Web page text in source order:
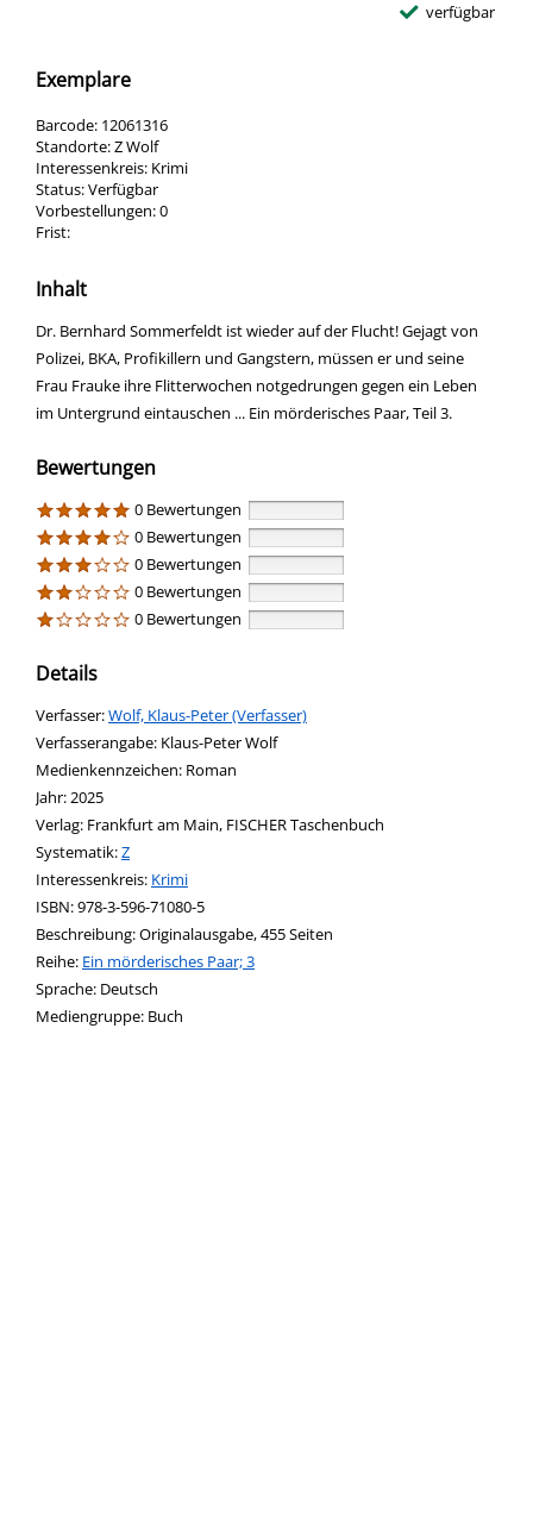
verfügbar
Exemplare
Barcode: 12061316
Standorte:Z Wolf
Interessenkreis: Krimi
Status:Verfügbar
Vorbestellungen:0
Frist:
Inhalt
Dr. Bernhard Sommerfeldt ist wieder auf der Flucht! Gejagt von
Polizei, BKA, Profikillern und Gangstern, müssen er und seine
Frau Frauke ihre Flitterwochen notgedrungen gegen ein Leben
im Untergrund eintauschen ... Ein mörderisches Paar, Teil 3.
Bewertungen
0 Bewertungen
0 Bewertungen
0 Bewertungen
0 Bewertungen
0 Bewertungen
Details
Verfasser:Suche nach diesem Verfasser
Wolf, Klaus-Peter (Verfasser)
Verfasserangabe: Klaus-Peter Wolf
Medienkennzeichen: Roman
Jahr:2025
Verlag: Frankfurt am Main, FISCHER Taschenbuch
opens in new tab
Diesen Link in neuem Tab öffnen
Systematik:Suche nach dieser Systematik
Z
Interessenkreis: Suche nach diesem Interessenskreis
Krimi
ISBN:978-3-596-71080-5
Beschreibung:Originalausgabe, 455 Seiten
Reihe: Ein mörderisches Paar; 3
Suche nach dieser Beteiligten Person
Sprache: Deutsch
Mediengruppe: Buch